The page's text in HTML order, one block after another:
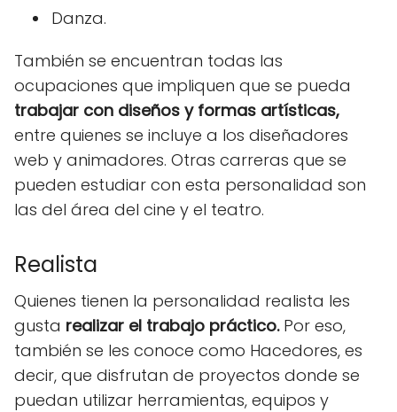
Danza.
También se encuentran todas las
ocupaciones que impliquen que se pueda
trabajar con diseños y formas artísticas,
entre quienes se incluye a los diseñadores
web y animadores. Otras carreras que se
pueden estudiar con esta personalidad son
las del área del cine y el teatro.
Realista
Quienes tienen la personalidad realista les
gusta realizar el trabajo práctico.Por eso,
también se les conoce como Hacedores, es
decir, que disfrutan de proyectos donde se
puedan utilizar herramientas, equipos y